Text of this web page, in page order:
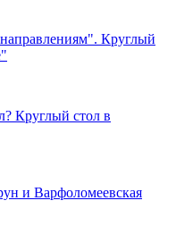
Круглый
Круглый стол в
и Варфоломеевская